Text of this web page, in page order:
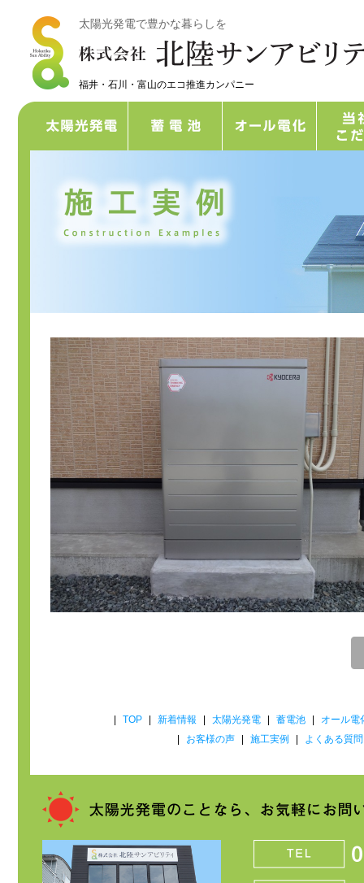
太陽光発電で豊かな暮らしを
福井・石川・富山のエコ推進カンパニー
| TOP | 新着情報 | 太陽光発電 | 蓄電池 |
オール電
|
お客様の声 | 施工実例 | よくある質問